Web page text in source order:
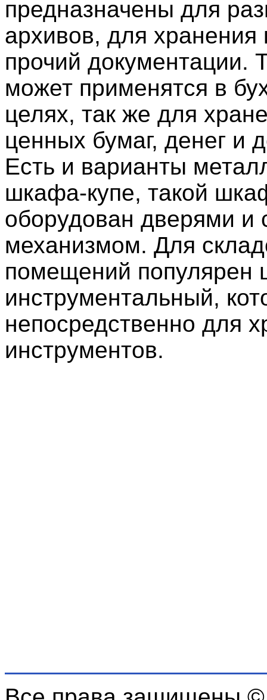
предназначены для
архивов, для хранения
прочий документации.
может применятся в
целях, так же для
ценных бумаг, денег и
Есть и варианты
шкафа-купе, такой
оборудован дверями
механизмом. Для
помещений популярен
инструментальный,
непосредственно для
инструментов.